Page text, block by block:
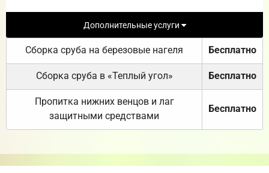
Дополнительные услуги
Сборка сруба на березовые нагеля Бесплатно
Сборка сруба в «Теплый угол» Бесплатно
Пропитка нижних венцов и лаг
защитными средствами
Бесплатно